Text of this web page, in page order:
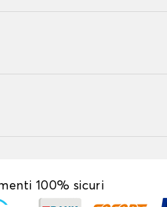
100% sicuri